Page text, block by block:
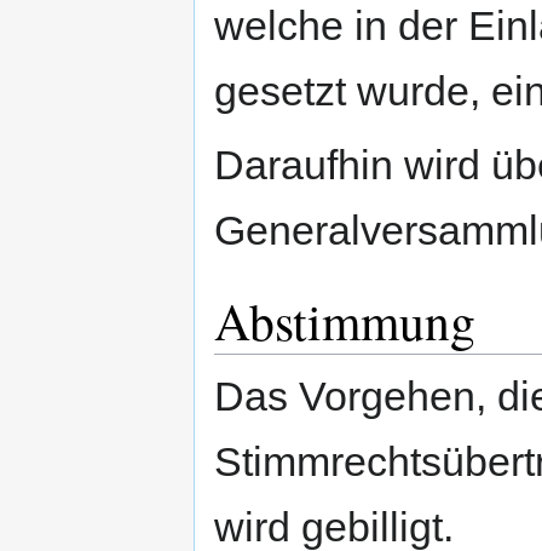
welche in der
gesetzt wurde,
Daraufhin wird
Abstimmung
Das Vorgehen,
wird gebilligt.